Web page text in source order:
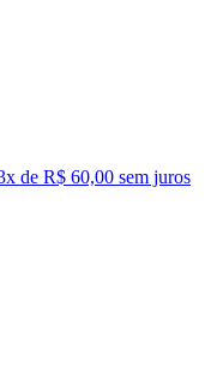
x de R$ 60,00 sem juros